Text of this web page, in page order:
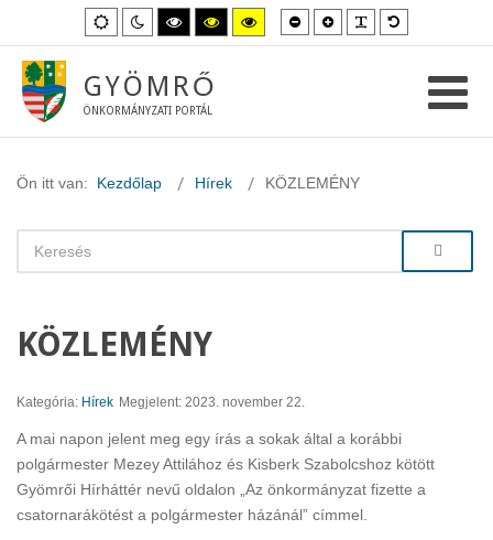
Alapértelmezett
mód
Éjszakai
mód
Magas
kontraszt
fekete-
mód.
Magas
kontraszt
fekete-
Magas
kontraszt
sárga-
Kisebb
betűméret
Nagyobb
betűméret
GYÖMRŐ
ÖNKORMÁNYZATI PORTÁL
Ön itt van: Kezdőlap Hírek KÖZLEMÉNY
KÖZLEMÉNY
Kategória: Hírek Megjelent: 2023. november 22.
A mai napon jelent meg egy írás a sokak által a korábbi
polgármester Mezey Attilához és Kisberk Szabolcshoz kötött
Gyömrői Hírháttér nevű oldalon „Az önkormányzat fizette a
csatornarákötést a polgármester házánál” címmel.